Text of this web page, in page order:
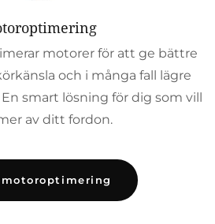
motorer för att ge bättre
och i många fall lägre
smart lösning för dig som vill
av ditt fordon.